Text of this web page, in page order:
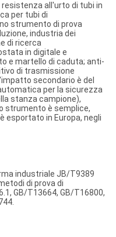
all'urto di tubi in
per tubi di
strumento di prova
industria dei
di ricerca
in digitale e
e martello di caduta; anti-
di trasmissione
secondario è del
per la sicurezza
stanza campione),
strumento è semplice,
esportato in Europa, negli
industriale JB/T9389
di prova di
GB/T13664, GB/T16800,